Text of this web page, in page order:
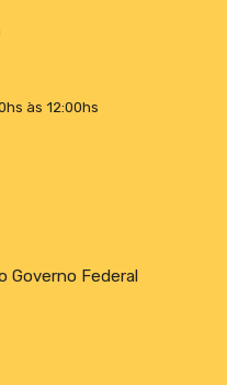
às 12:00hs
Governo Federal